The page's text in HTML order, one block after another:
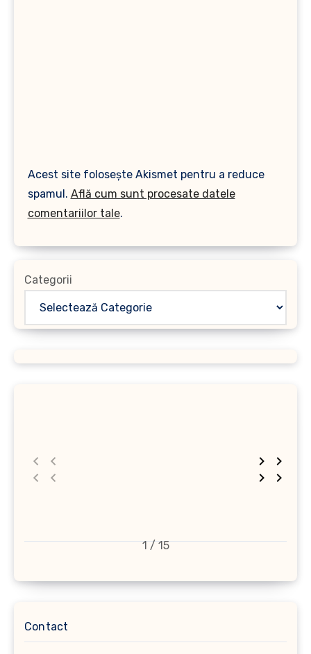
Acest site folosește Akismet pentru a reduce
spamul. Află cum sunt procesate datele
comentariilor tale.
Categorii
1 / 15
Contact